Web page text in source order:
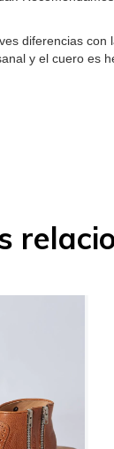
diferencias con
y el cuero es